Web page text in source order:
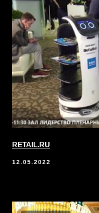
RETAIL.RU
12.05.2022